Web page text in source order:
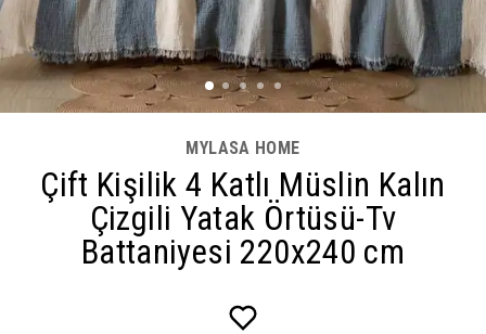
MYLASA HOME
Çift Kişilik 4 Katlı Müslin Kalın
Çizgili Yatak Örtüsü-Tv
Battaniyesi 220x240 cm